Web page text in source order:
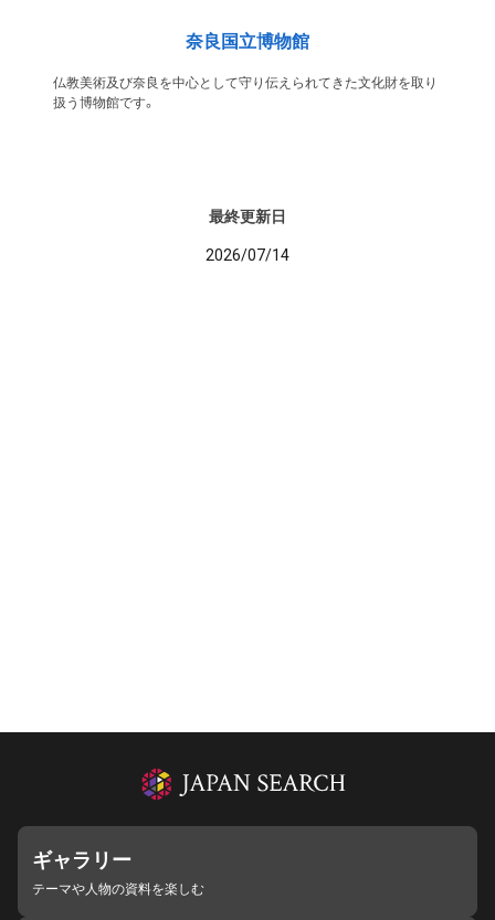
奈良国立博物館
仏教美術及び奈良を中心として守り伝えられてきた文化財を取り
扱う博物館です。
最終更新日
2026/07/14
ギャラリー
テーマや人物の資料を楽しむ